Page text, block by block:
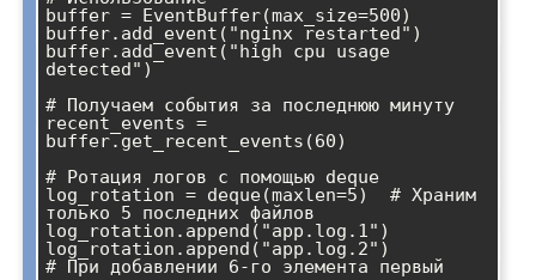
buffer = EventBuffer(max_size=500)
buffer.add_event("nginx restarted")
buffer.add_event("high cpu usage
detected")
# Получаем события за последнюю минуту
recent_events =
buffer.get_recent_events(60)
# Ротация логов с помощью deque
log_rotation = deque(maxlen=5)  # Храним
только 5 последних файлов
log_rotation.append("app.log.1")
log_rotation.append("app.log.2")
# При добавлении 6-го элемента первый